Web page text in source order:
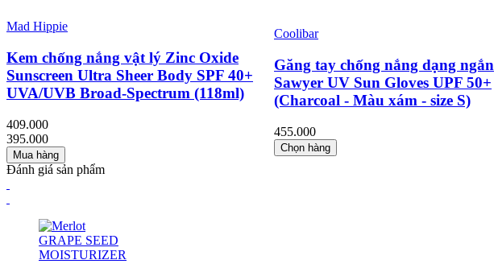
Mad Hippie
Kem chống nắng vật lý Zinc Oxide
Sunscreen Ultra Sheer Body SPF 40+
UVA/UVB Broad-Spectrum (118ml)
409.000
395.000
Mua hàng
Coolibar
Găng tay chống nắng dạng ngắn
Sawyer UV Sun Gloves UPF 50+
(Charcoal - Màu xám - size S)
455.000
Chọn hàng
Đánh giá sản phẩm